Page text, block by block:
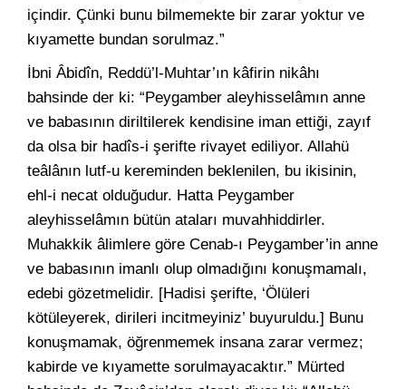
içindir. Çünki bunu bilmemekte bir zarar yoktur ve
kıyamette bundan sorulmaz.”
İbni Âbidîn, Reddü’l-Muhtar’ın kâfirin nikâhı
bahsinde der ki: “Peygamber aleyhisselâmın anne
ve babasının diriltilerek kendisine iman ettiği, zayıf
da olsa bir hadîs-i şerifte rivayet ediliyor. Allahü
teâlânın lutf-u kereminden beklenilen, bu ikisinin,
ehl-i necat olduğudur. Hatta Peygamber
aleyhisselâmın bütün ataları muvahhiddirler.
Muhakkik âlimlere göre Cenab-ı Peygamber’in anne
ve babasının imanlı olup olmadığını konuşmamalı,
edebi gözetmelidir. [Hadisi şerifte, ‘Ölüleri
kötüleyerek, dirileri incitmeyiniz’ buyuruldu.] Bunu
konuşmamak, öğrenmemek insana zarar vermez;
kabirde ve kıyamette sorulmayacaktır.” Mürted